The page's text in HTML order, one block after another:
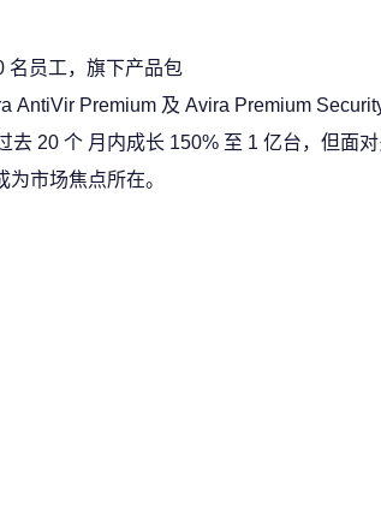
名员工，旗下产品包
AntiVir Premium 及 Avira Premium
去 20 个 月内成长 150% 至 1 亿台，但面
市场焦点所在。